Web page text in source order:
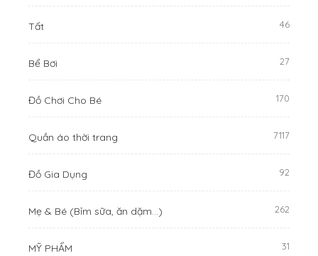
Tất 46
Bể Bơi 27
Đồ Chơi Cho Bé 170
Quần áo thời trang 7117
Đồ Gia Dụng 92
Mẹ & Bé (Bỉm sữa, ăn dặm...) 262
MỸ PHẨM 31